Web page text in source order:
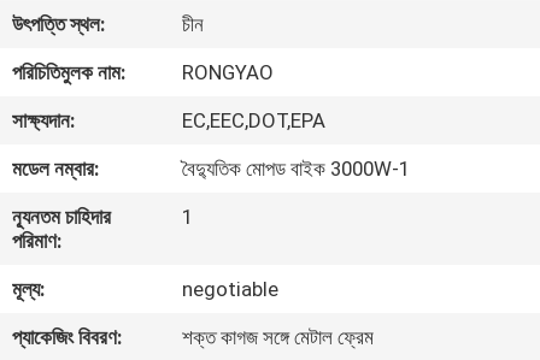
আমাদের
সম্পর্কে
কারখানা
ভ্রমণ
নিয়ন্ত্রণ
উৎপত্তি স্থল:
চীন
পরিচিতিমুলক নাম:
RONGYAO
সাক্ষ্যদান:
EC,EEC,DOT,EPA
মডেল নম্বার:
বৈদ্যুতিক মোপড বাইক 3000W-1
ন্যূনতম চাহিদার
পরিমাণ:
1
মূল্য:
negotiable
প্যাকেজিং বিবরণ:
শক্ত কাগজ সঙ্গে মেটাল ফ্রেম